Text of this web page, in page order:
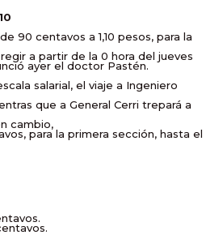
90 centavos a 1,10 pesos, para la
a partir de la 0 hora del jueves
ayer el doctor Pastén.
salarial, el viaje a Ingeniero
que a General Cerri trepará a
cambio,
para la primera sección, hasta el